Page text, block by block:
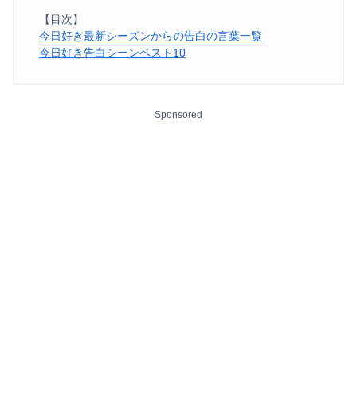
【目次】
今日好き最新シーズンからの告白の言葉一覧
今日好き告白シーンベスト10
Sponsored